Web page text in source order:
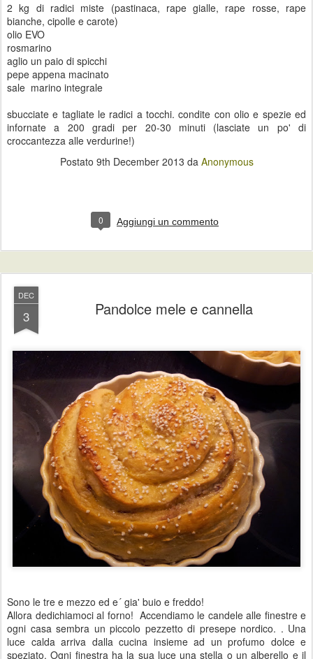
2 kg di radici miste (pastinaca, rape gialle, rape rosse, rape
bianche, cipolle e carote)
olio EVO
rosmarino
aglio un paio di spicchi
pepe appena macinato
sale marino integrale
sbucciate e tagliate le radici a tocchi. condite con olio e spezie ed
infornate a 200 gradi per 20-30 minuti (lasciate un po' di
croccantezza alle verdurine!)
Postato 9th December 2013 da Anonymous
0 Aggiungi un commento
DEC
3 Pandolce mele e cannella
Sono le tre e mezzo ed e´ gia' buio e freddo!
Allora dedichiamoci al forno! Accendiamo le candele alle finestre e
ogni casa sembra un piccolo pezzetto di presepe nordico. . Una
luce calda arriva dalla cucina insieme ad un profumo dolce e
speziato. Ogni finestra ha la sua luce una stella o un alberello e il